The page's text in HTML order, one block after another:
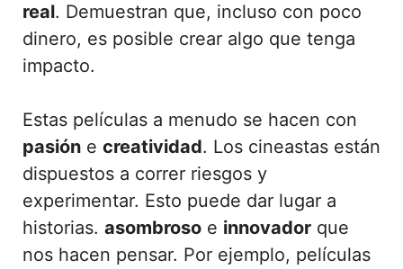
real. Demuestran que, incluso con poco
dinero, es posible crear algo que tenga
impacto.
Estas películas a menudo se hacen con
pasión e creatividad. Los cineastas están
dispuestos a correr riesgos y
experimentar. Esto puede dar lugar a
historias. asombroso e innovador que
nos hacen pensar. Por ejemplo, películas